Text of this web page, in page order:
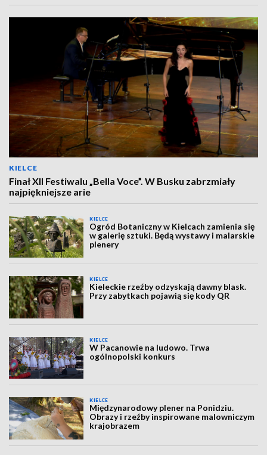
KIELCE
Finał XII Festiwalu „Bella Voce”. W Busku zabrzmiały
najpiękniejsze arie
KIELCE
Ogród Botaniczny w Kielcach zamienia się
w galerię sztuki. Będą wystawy i malarskie
plenery
KIELCE
Kieleckie rzeźby odzyskają dawny blask.
Przy zabytkach pojawią się kody QR
KIELCE
W Pacanowie na ludowo. Trwa
ogólnopolski konkurs
KIELCE
Międzynarodowy plener na Ponidziu.
Obrazy i rzeźby inspirowane malowniczym
krajobrazem